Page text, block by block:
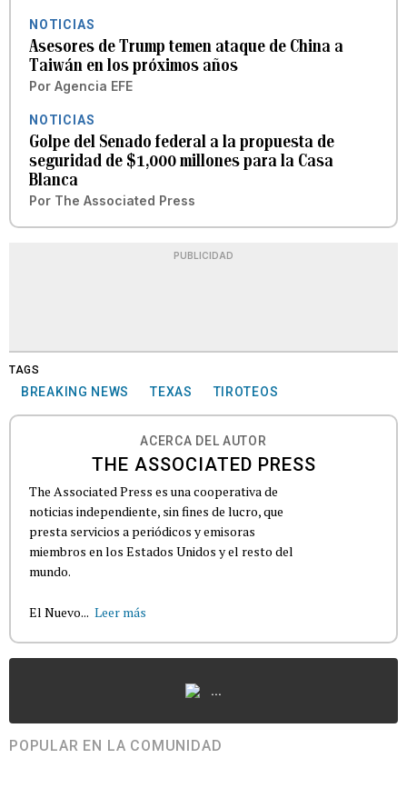
NOTICIAS
Asesores de Trump temen ataque de China a
Taiwán en los próximos años
Por Agencia EFE
NOTICIAS
Golpe del Senado federal a la propuesta de
seguridad de $1,000 millones para la Casa
Blanca
Por The Associated Press
PUBLICIDAD
TAGS
BREAKING NEWS TEXAS TIROTEOS
ACERCA DEL AUTOR
THE ASSOCIATED PRESS
The Associated Press es una cooperativa de
noticias independiente, sin fines de lucro, que
presta servicios a periódicos y emisoras
miembros en los Estados Unidos y el resto del
mundo.
El Nuevo... Leer más
...
POPULAR EN LA COMUNIDAD